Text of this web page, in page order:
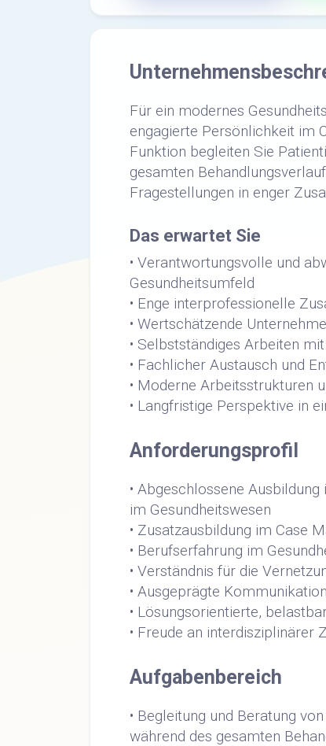
Für ein modernes
engagierte Persönlichkeit im
Funktion begleiten Sie
gesamten
Fragestellungen in enger
Das erwartet Sie
• Verantwortungsvolle und
Gesundheitsumfeld
• Enge interprofessionelle
• Wertschätzende
• Selbstständiges Arbeiten
• Fachlicher Austausch und
• Moderne Arbeitsstrukturen
• Langfristige Perspektive in
Anforderungsprofil
• Abgeschlossene
im Gesundheitswesen
• Zusatzausbildung im Case
• Berufserfahrung im
• Verständnis für die
• Ausgeprägte
• Lösungsorientierte,
• Freude an
Aufgabenbereich
• Begleitung und Beratung
während des gesamten